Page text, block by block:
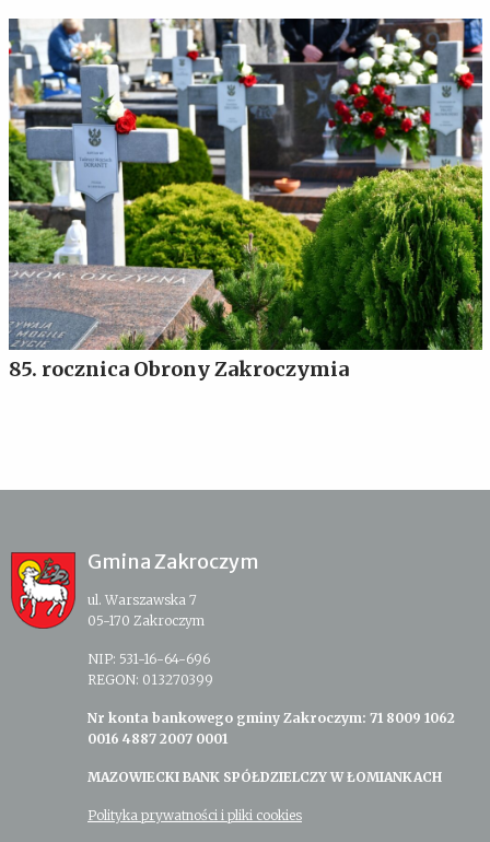
85. rocznica Obrony Zakroczymia
Gmina Zakroczym
ul. Warszawska 7
05-170 Zakroczym
NIP: 531-16-64-696
REGON: 013270399
Nr konta bankowego gminy Zakroczym: 71 8009 1062
0016 4887 2007 0001
MAZOWIECKI BANK SPÓŁDZIELCZY W ŁOMIANKACH
Polityka prywatności i pliki cookies